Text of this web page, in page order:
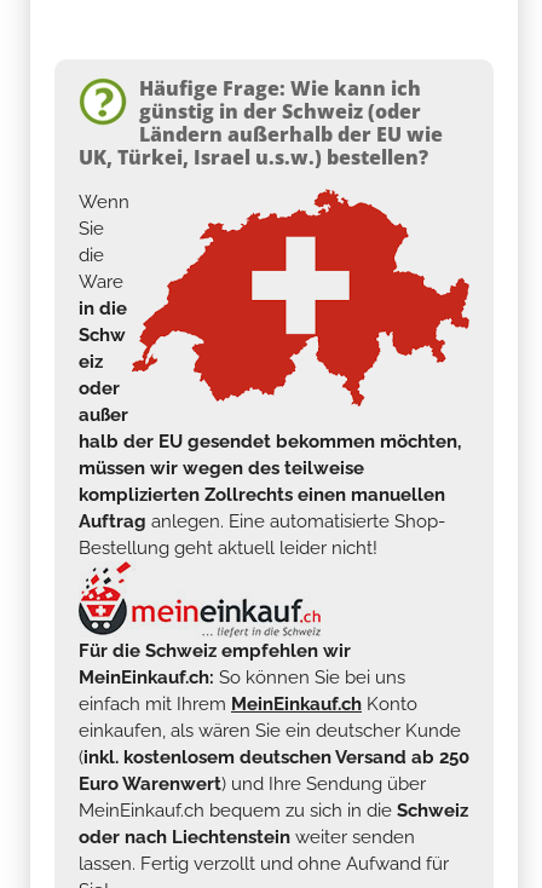
Häufige Frage: Wie kann ich
günstig in der Schweiz (oder
Ländern außerhalb der EU wie
UK, Türkei, Israel u.s.w.) bestellen?
Wenn
Sie
die
Ware
in die
Schw
eiz
oder
außer
halb der EU gesendet bekommen möchten,
müssen wir wegen des teilweise
komplizierten Zollrechts einen manuellen
Auftrag anlegen. Eine automatisierte Shop-
Bestellung geht aktuell leider nicht!
Für die Schweiz empfehlen wir
MeinEinkauf.ch: So können Sie bei uns
einfach mit Ihrem MeinEinkauf.ch Konto
einkaufen, als wären Sie ein deutscher Kunde
(inkl. kostenlosem deutschen Versand ab 250
Euro Warenwert) und Ihre Sendung über
MeinEinkauf.ch bequem zu sich in die Schweiz
oder nach Liechtenstein weiter senden
lassen. Fertig verzollt und ohne Aufwand für